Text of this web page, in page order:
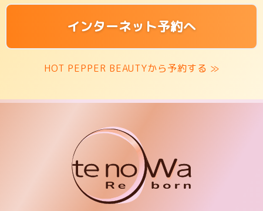
インターネット予約へ
HOT PEPPER BEAUTYから予約する ≫